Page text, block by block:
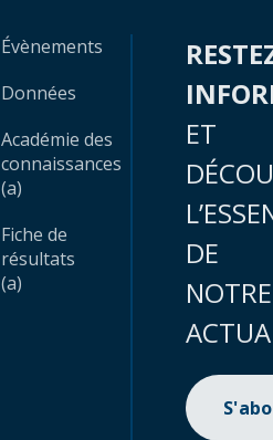
Évènements
Données
Académie des
connaissances
(a)
Fiche de
résultats
(a)
ET
DE
NOTRE